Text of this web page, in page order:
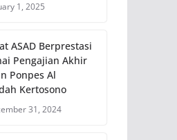
1, 2025
ASAD Berprestasi
Pengajian Akhir
Ponpes Al
Kertosono
31, 2024